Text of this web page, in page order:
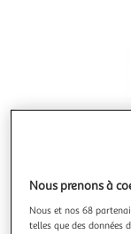
Nous prenons à
Nous et nos 68
telles que des données